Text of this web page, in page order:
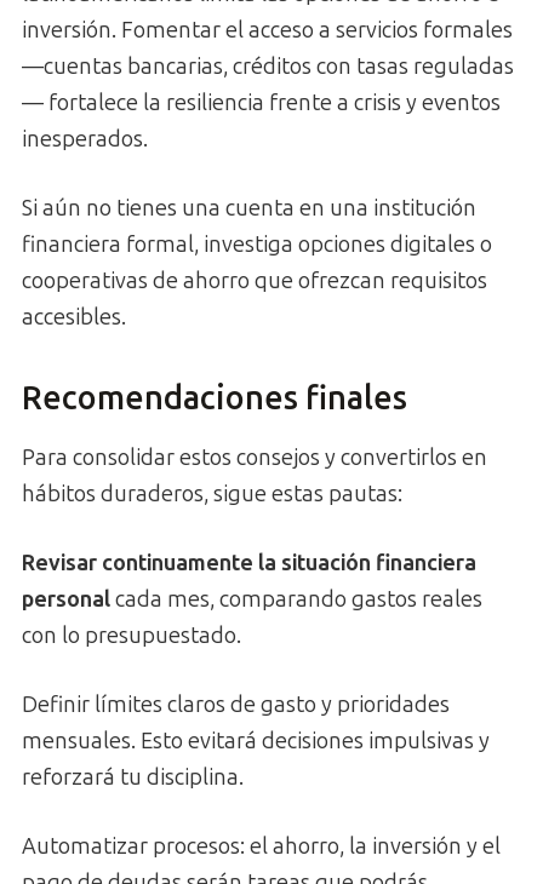
inversión. Fomentar el acceso a servicios formales
—cuentas bancarias, créditos con tasas reguladas
— fortalece la resiliencia frente a crisis y eventos
inesperados.
Si aún no tienes una cuenta en una institución
financiera formal, investiga opciones digitales o
cooperativas de ahorro que ofrezcan requisitos
accesibles.
Recomendaciones finales
Para consolidar estos consejos y convertirlos en
hábitos duraderos, sigue estas pautas:
Revisar continuamente la situación financiera
personalcada mes, comparando gastos reales
con lo presupuestado.
Definir límites claros de gasto y prioridades
mensuales. Esto evitará decisiones impulsivas y
reforzará tu disciplina.
Automatizar procesos: el ahorro, la inversión y el